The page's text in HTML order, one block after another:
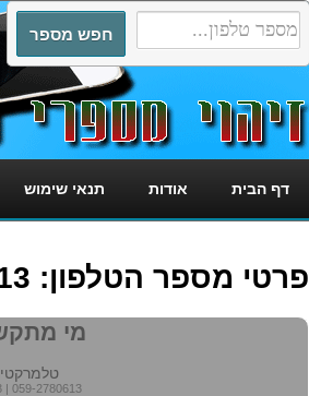
דף הבית אודות תנאי שימוש
פרטי מספר הטלפון: 0592780613
מי מתקשר אלי
| 059-2780613